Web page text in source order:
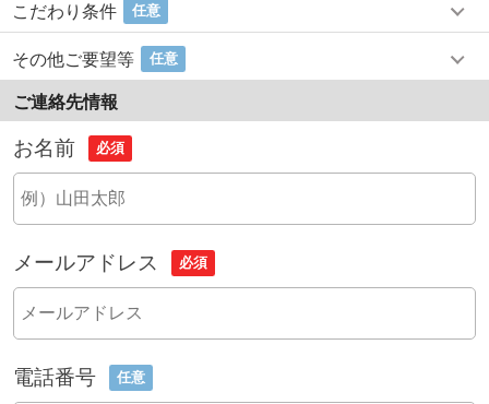
こだわり条件 任意
その他ご要望等 任意
ご連絡先情報
お名前 必須
メールアドレス 必須
電話番号 任意